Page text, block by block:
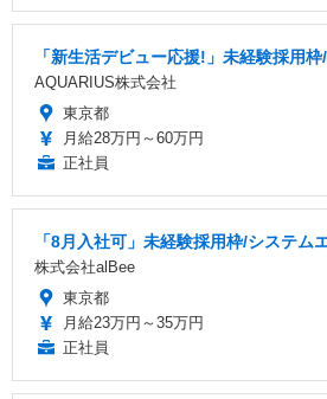
「新生活デビュー応援!」未経験採用
AQUARIUS株式会社
東京都
月給28万円～60万円
正社員
「8月入社可」未経験採用枠/システム
株式会社alBee
東京都
月給23万円～35万円
正社員